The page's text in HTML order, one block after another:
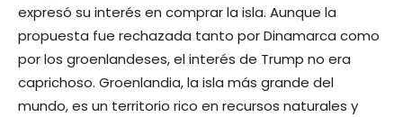
expresó su interés en comprar la isla. Aunque la
propuesta fue rechazada tanto por Dinamarca como
por los groenlandeses, el interés de Trump no era
caprichoso. Groenlandia, la isla más grande del
mundo, es un territorio rico en recursos naturales y